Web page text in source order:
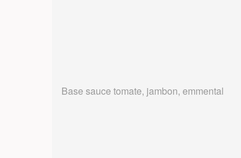
Base sauce tomate, jambon, emmental